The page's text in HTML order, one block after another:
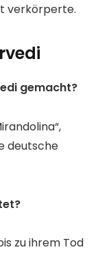
verkörperte.
gemacht?
deutsche
zu ihrem Tod